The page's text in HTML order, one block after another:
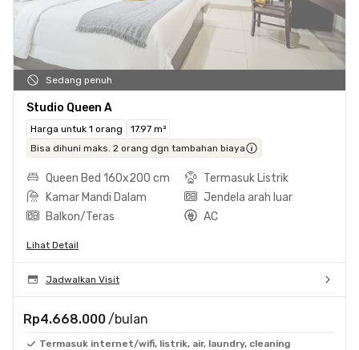
Sedang penuh
Studio Queen A
Harga untuk 1 orang
17.97 m²
Bisa dihuni maks. 2 orang dgn tambahan biaya
Queen Bed 160x200 cm
Termasuk Listrik
Kamar Mandi Dalam
Jendela arah luar
Balkon/Teras
AC
Lihat Detail
Jadwalkan Visit
Rp4.668.000 /bulan
Termasuk internet/wifi, listrik, air, laundry, cleaning